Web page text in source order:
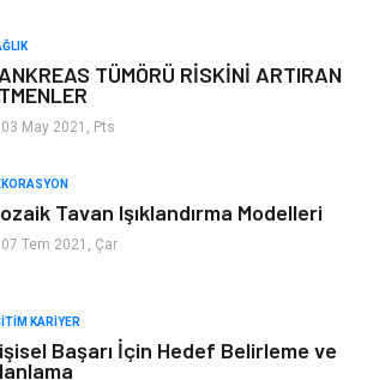
Genel Kültür
Müzik
TÜMÖRÜ RİSKİNİ ARTIRAN
May 2021, Pts
Tavan Işıklandırma Modelleri
Tem 2021, Çar
KARIYER
Başarı İçin Hedef Belirleme ve